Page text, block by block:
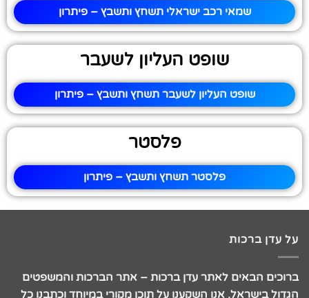
שמאי רכב ישראלי תשחץ ותשבץ – פיתרון
שופט העליון לשעבר
שופט העליון לשעבר תשחץ ותשבץ – פיתרון
פלסטר
פלסטר תשחץ ותשבץ – פיתרון
על עדן ברכות
ברוכים הבאים לאתר עדן ברכות – אתר הברכות והמשפטים
הגדול בישראל. אנו השקענו על תוכן מקורי במיוחד וכתבנו כל